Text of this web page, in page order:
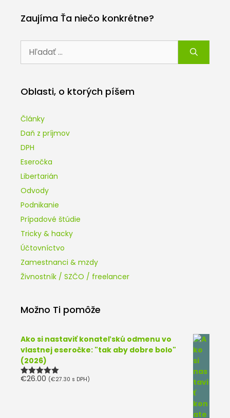
Zaujíma Ťa niečo konkrétne?
Oblasti, o ktorých píšem
Články
Daň z príjmov
DPH
Eseročka
Libertarián
Odvody
Podnikanie
Prípadové štúdie
Tricky & hacky
Účtovníctvo
Zamestnanci & mzdy
Živnostník / SZČO / freelancer
Možno Ti pomôže
Ako si nastaviť konateľskú odmenu vo
vlastnej eseročke: "tak aby dobre bolo"
(2026)
Hodnotenie
€26.00 (€27.30 s DPH)